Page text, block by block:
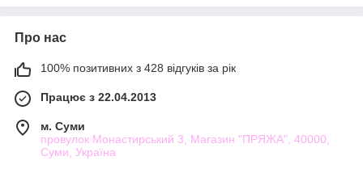
Про нас
100% позитивних з 428 відгуків за рік
Працює з 22.04.2013
м. Суми
провулок Монастирський 3, Магазин "ПРЯЖА", 40000,
Суми, Україна